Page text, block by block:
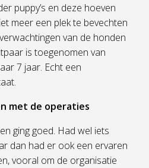
puppy’s en deze hoeven
meer een plek te bevechten
van de honden
is toegenomen van
7 jaar. Echt een
met de operaties
ging goed. Had wel iets
dan had er ook een ervaren
vooral om de organisatie